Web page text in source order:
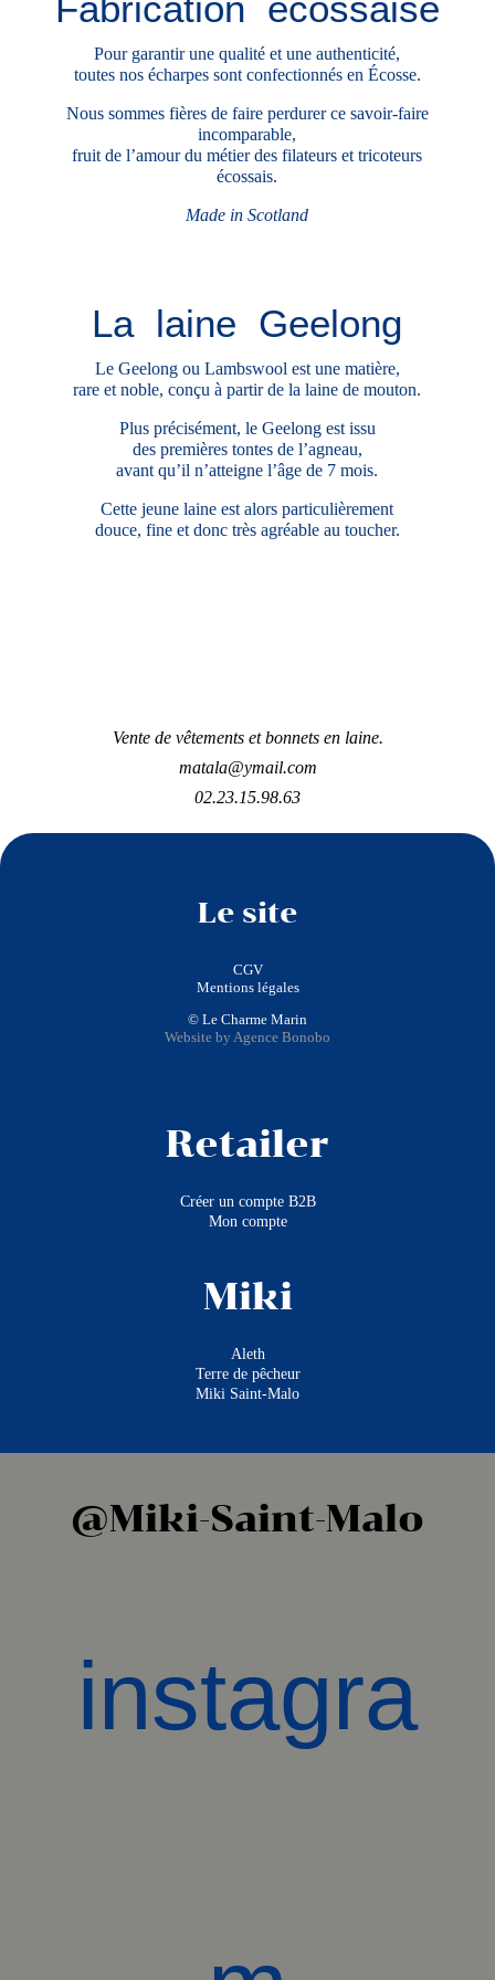
Pour garantir une qualité et une authenticité,
toutes nos écharpes sont confectionnés en Écosse.
Nous sommes fières de faire perdurer ce savoir-faire
incomparable,
fruit de l’amour du métier des filateurs et tricoteurs
écossais.
Made in Scotland
La laine Geelong
Le Geelong ou Lambswool est une matière,
rare et noble, conçu à partir de la laine de mouton.
Plus précisément, le Geelong est issu
des premières tontes de l’agneau,
avant qu’il n’atteigne l’âge de 7 mois.
Cette jeune laine est alors particulièrement
douce, fine et donc très agréable au toucher.
Vente de vêtements et bonnets en laine.
matala@ymail.com
02.23.15.98.63
Le site
CGV
Mentions légales
© Le Charme Marin
Website by Agence Bonobo
Retailer
Créer un compte B2B
Mon compte
Miki
Aleth
Terre de pêcheur
Miki Saint-Malo
@Miki-Saint-Malo
instagra